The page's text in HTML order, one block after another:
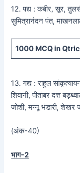
12. पद्य : कबीर, सूर,
सुमित्रानंदन पंत,
1000 MCQin
13. गद्य : राहुल
शिवानी, पीतांबर दत्त
जोशी, मन्नू भंडारी, शेखर
(अंक-40)
भाग-2